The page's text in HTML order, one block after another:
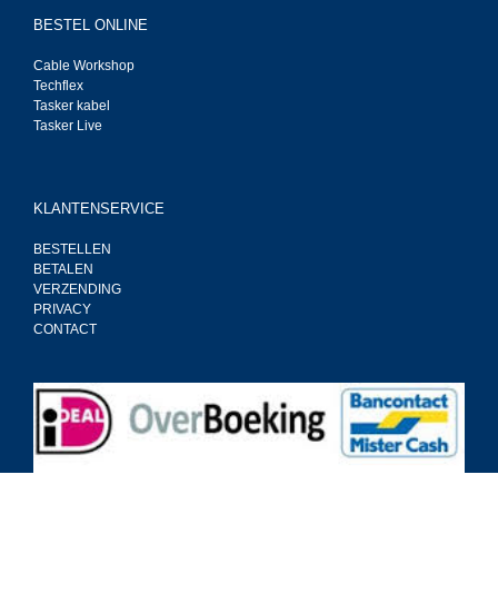
BESTEL ONLINE
Cable Workshop
Techflex
Tasker kabel
Tasker Live
KLANTENSERVICE
BESTELLEN
BETALEN
VERZENDING
PRIVACY
CONTACT